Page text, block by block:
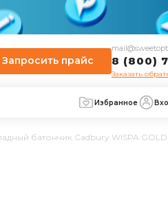
Запросить прайс 8 (800)
Заказать
Избранное
батончик Cadbury WISPA